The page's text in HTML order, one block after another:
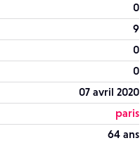
0
9
0
0
07 avril 2020
paris
64 ans